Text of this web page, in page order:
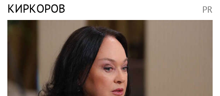
КИРКОРОВ PR